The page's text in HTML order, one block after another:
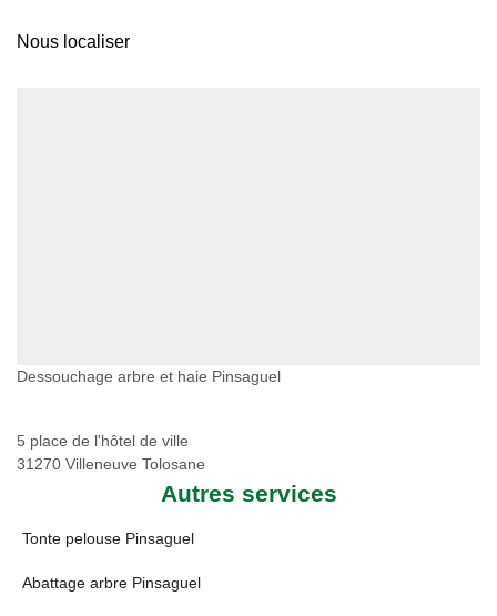
Nous localiser
Dessouchage arbre et haie Pinsaguel
5 place de l'hôtel de ville
31270 Villeneuve Tolosane
Autres services
Tonte pelouse Pinsaguel
Abattage arbre Pinsaguel